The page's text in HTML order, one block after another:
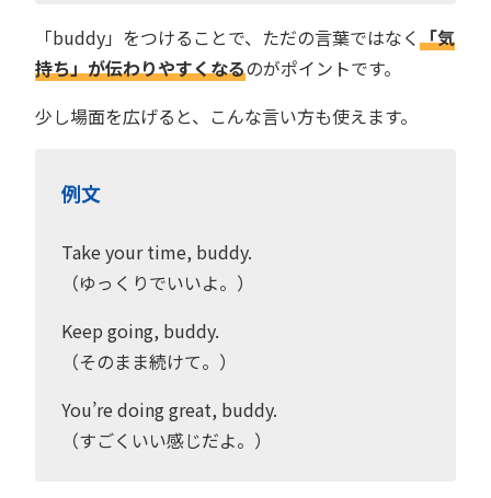
「buddy」をつけることで、ただの言葉ではなく「気
持ち」が伝わりやすくなるのがポイントです。
少し場面を広げると、こんな言い方も使えます。
例文
Take your time, buddy.
（ゆっくりでいいよ。）
Keep going, buddy.
（そのまま続けて。）
You’re doing great, buddy.
（すごくいい感じだよ。）